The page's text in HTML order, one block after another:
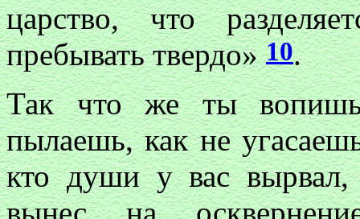
царство, что
пребывать твердо»10.
Так что же ты
пылаешь, как не
кто души у вас